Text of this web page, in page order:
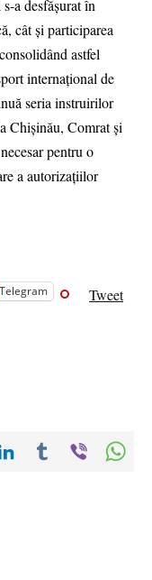
a desfășurat în
cât și participarea
astfel
internațional de
seria instruirilor
Chișinău, Comrat și
pentru o
a autorizațiilor
Telegram Tweet